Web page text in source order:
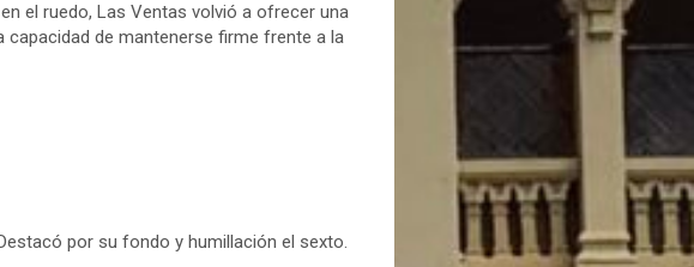
el ruedo, Las Ventas volvió a ofrecer una
de mantenerse firme frente a la
por su fondo y humillación el sexto.